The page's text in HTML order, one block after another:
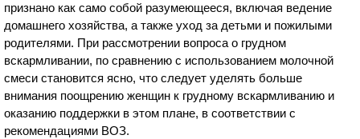
признано как само собой разумеющееся, включая ведение
домашнего хозяйства, а также уход за детьми и пожилыми
родителями. При рассмотрении вопроса о грудном
вскармливании, по сравнению с использованием молочной
смеси становится ясно, что следует уделять больше
внимания поощрению женщин к грудному вскармливанию и
оказанию поддержки в этом плане, в соответствии с
рекомендациями ВОЗ.